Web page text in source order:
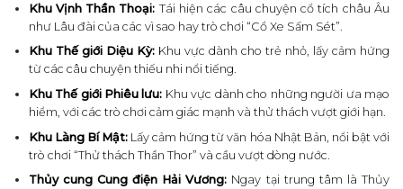
Khu Vịnh Thần Thoại: Tái hiện các câu chuyện cổ tích châu Âu
như Lâu đài của các vì sao hay trò chơi “Cổ Xe Sấm Sét”.
Khu Thế giới Diệu Kỳ:Khu vực dành cho trẻ nhỏ, lấy cảm hứng
từ các câu chuyện thiếu nhi nổi tiếng.
Khu Thế giới Phiêu lưu: Khu vực dành cho những người ưa mạo
hiểm, với các trò chơi cảm giác mạnh và thử thách vượt giới hạn.
Khu Làng Bí Mật:Lấy cảm hứng từ văn hóa Nhật Bản, nổi bật với
trò chơi “Thử thách Thần Thor” và cầu vượt dòng nước.
Thủy cung Cung điện Hải Vương: Ngay tại trung tâm là Thủy